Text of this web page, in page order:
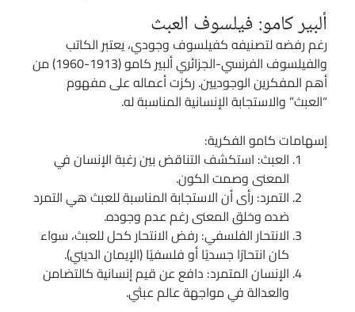
ألبير كامو: فيلسوف العبث
رغم رفضه لتصنيفه كفيلسوف وجودي، يعتبر الكاتب
والفيلسوف الفرنسي-الجزائري ألبير كامو (1913-1960) من
أهم المفكرين الوجوديين. ركزت أعماله على مفهوم
“العبث” والاستجابة الإنسانية المناسبة له.
إسهامات كامو الفكرية:
العبث: استكشف التناقض بين رغبة الإنسان في
المعنى وصمت الكون.
التمرد: رأى أن الاستجابة المناسبة للعبث هي التمرد
ضده وخلق المعنى رغم عدم وجوده.
الانتحار الفلسفي: رفض الانتحار كحل للعبث، سواء
كان انتحارًا جسديًا أو فلسفيًا (الإيمان الديني).
الإنسان المتمرد: دافع عن قيم إنسانية كالتضامن
والعدالة في مواجهة عالم عبثي.